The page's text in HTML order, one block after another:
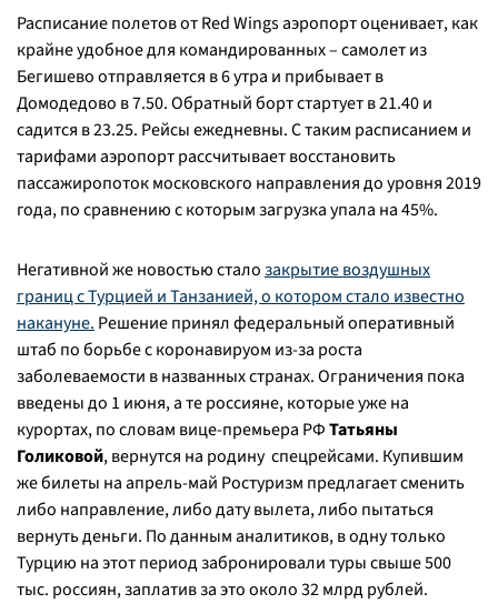
Расписание полетов от Red Wings аэропорт оценивает, как
крайне удобное для командированных – самолет из
Бегишево отправляется в 6 утра и прибывает в
Домодедово в 7.50. Обратный борт стартует в 21.40 и
садится в 23.25. Рейсы ежедневны. С таким расписанием и
тарифами аэропорт рассчитывает восстановить
пассажиропоток московского направления до уровня 2019
года, по сравнению с которым загрузка упала на 45%.
Негативной же новостью сталозакрытие воздушных
границ с Турцией и Танзанией, о котором стало известно
накануне. Решение принял федеральный оперативный
штаб по борьбе с коронавируом из-за роста
заболеваемости в названных странах. Ограничения пока
введены до 1 июня, а те россияне, которые уже на
курортах, по словам вице-премьера РФТатьяны
Голиковой, вернутся на родину спецрейсами. Купившим
же билеты на апрель-май Ростуризм предлагает сменить
либо направление, либо дату вылета, либо пытаться
вернуть деньги. По данным аналитиков, в одну только
Турцию на этот период забронировали туры свыше 500
тыс. россиян, заплатив за это около 32 млрд рублей.